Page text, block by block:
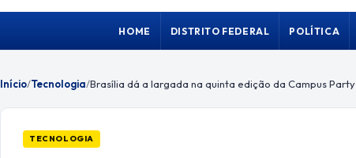
HOME DISTRITO FEDERAL POLÍTICA
Início/Tecnologia/Brasília dá a largada na quinta edição da Campus Party
TECNOLOGIA